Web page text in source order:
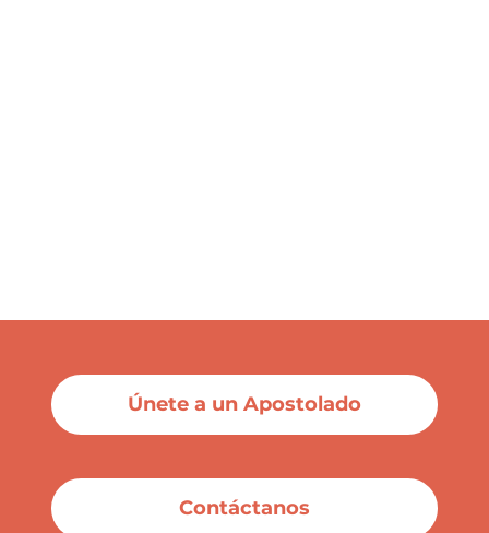
Contáctanos
Únete a un Apostolado